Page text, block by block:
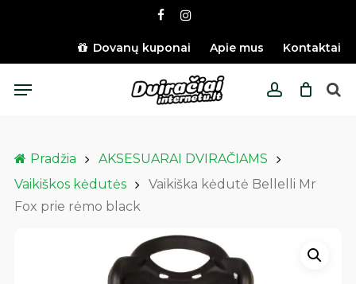
content
facebookinstagram
Dovanų kuponai Apie mus Kontaktai
account
Menu
Pradžia
AKSESUARAI DVIRAČIAMS
Vaikiškos kėdutės
Vaikiška kėdutė Bellelli Mr
Fox prie rėmo black